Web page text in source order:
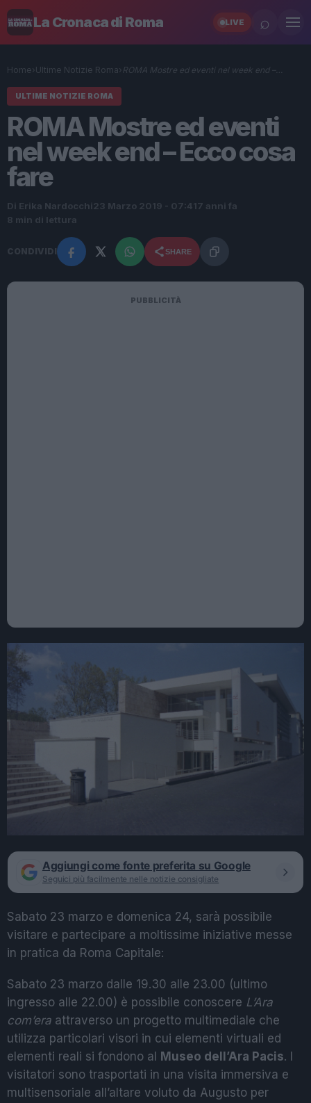
La Cronaca di Roma LIVE ⌕
Home› Ultime Notizie Roma› ROMA Mostre ed eventi nel week end –…
ULTIME NOTIZIE ROMA
ROMA Mostre ed eventi
nel week end – Ecco cosa
fare
Di Erika Nardocchi23 Marzo 2019 - 07:417 anni fa
8 min di lettura
CONDIVIDI SHARE
PUBBLICITÀ
Aggiungi come fonte preferita su Google
Seguici più facilmente nelle notizie consigliate
Sabato 23 marzo e domenica 24, sarà possibile
visitare e partecipare a moltissime iniziative messe
in pratica da Roma Capitale:
Sabato 23 marzo dalle 19.30 alle 23.00 (ultimo
ingresso alle 22.00) è possibile conoscere L’Ara
com’era attraverso un progetto multimediale che
utilizza particolari visori in cui elementi virtuali ed
elementi reali si fondono al
Museo dell’Ara Pacis. I
visitatori sono trasportati in una visita immersiva e
multisensoriale all’altare voluto da Augusto per